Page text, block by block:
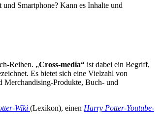
Smartphone? Kann es Inhalte und
Reihen. „Cross-media“ ist dabei ein Begriff,
Es bietet sich eine Vielzahl von
Produkte, Buch- und
Wiki (Lexikon), einen Harry Potter-Youtube-